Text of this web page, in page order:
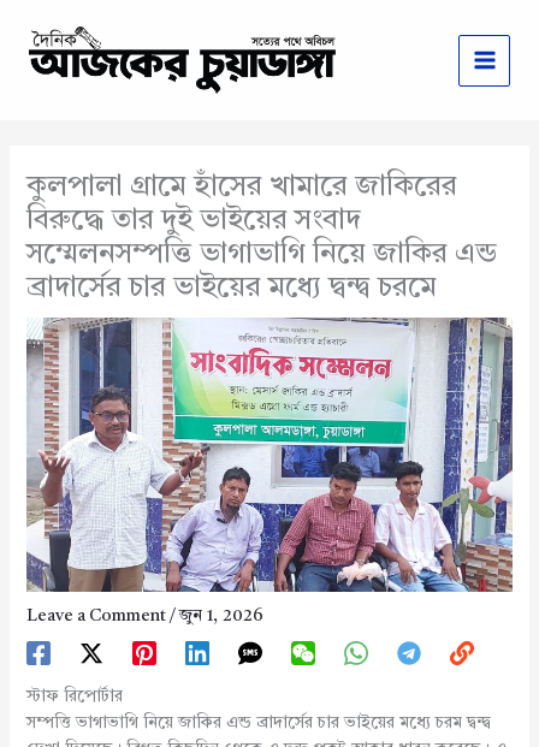
content
কুলপালা গ্রামে হাঁসের খামারে জাকিরের
বিরুদ্ধে তার দুই ভাইয়ের সংবাদ
সম্মেলনসম্পত্তি ভাগাভাগি নিয়ে জাকির এন্ড
ব্রাদার্সের চার ভাইয়ের মধ্যে দ্বন্দ্ব চরমে
Leave a Comment /জুন 1, 2026
স্টাফ রিপোর্টার
সম্পত্তি ভাগাভাগি নিয়ে জাকির এন্ড ব্রাদার্সের চার ভাইয়ের মধ্যে চরম দ্বন্দ্ব